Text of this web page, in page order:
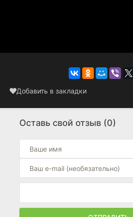
Добавить в закладки
Оставь свой отзыв (0)